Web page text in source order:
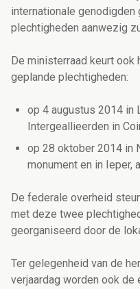
internationale
plechtigheden aanwezig
De ministerraad keurt ook
geplande plechtigheden:
op 4 augustus 2014 in
Intergeallieerden in
op 28 oktober 2014 in
monument en in Ieper,
De federale overheid
met deze twee
georganiseerd door de
Ter gelegenheid van de
verjaardag worden ook de